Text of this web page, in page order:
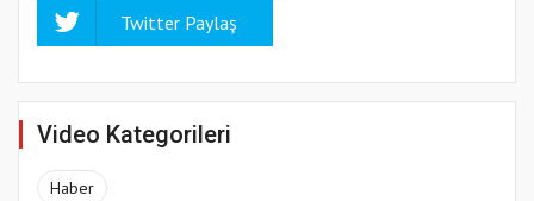
Twitter Paylaş
Video Kategorileri
Haber